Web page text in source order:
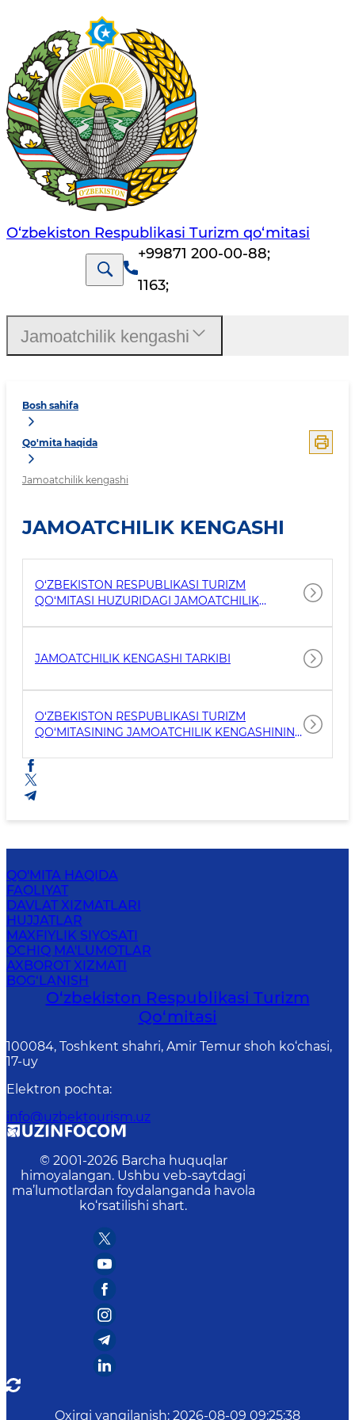
O‘zbekiston Respublikasi Turizm qo‘mitasi
+99871 200-00-88;
1163;
Bosh sahifa
Qo'mita haqida
Jamoatchilik kengashi
JAMOATCHILIK KENGASHI
O‘ZBEKISTON RESPUBLIKASI TURIZM
QO‘MITASI HUZURIDAGI JAMOATCHILIK
JAMOATCHILIK KENGASHI TARKIBI
O‘ZBEKISTON RESPUBLIKASI TURIZM
QO‘MITASINING JAMOATCHILIK KENGASHINING
Jamoatchilik kengashi
QO'MITA HAQIDA
FAOLIYAT
DAVLAT XIZMATLARI
HUJJATLAR
MAXFIYLIK SIYOSATI
OCHIQ MA'LUMOTLAR
AXBOROT XIZMATI
BOG‘LANISH
O‘zbekiston Respublikasi Turizm
Qo‘mitasi
100084, Toshkent shahri, Amir Temur shoh ko‘chasi,
17-uy
Elektron pochta:
info@uzbektourism.uz
© 2001-2026 Barcha huquqlar
himoyalangan. Ushbu veb-saytdagi
ma’lumotlardan foydalanganda havola
ko‘rsatilishi shart.
Oxirgi yangilanish: 2026-08-09 09:25:38